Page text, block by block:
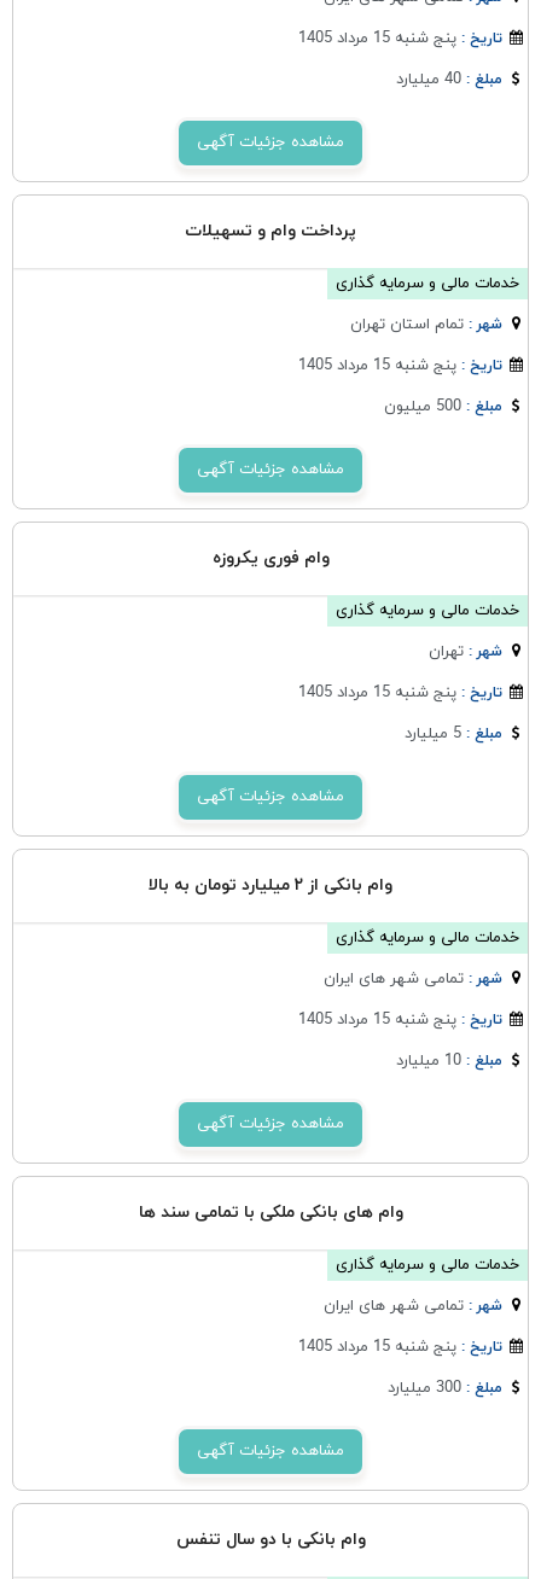
تاریخ :پنج شنبه 15 مرداد 1405
مبلغ :40 میلیارد
مشاهده جزئیات آگهی
پرداخت وام و تسهیلات
خدمات مالی و سرمایه گذاری
شهر :تمام استان تهران
تاریخ :پنج شنبه 15 مرداد 1405
مبلغ :500 میلیون
مشاهده جزئیات آگهی
وام فوری یکروزه
خدمات مالی و سرمایه گذاری
شهر :تهران
تاریخ :پنج شنبه 15 مرداد 1405
مبلغ :5 میلیارد
مشاهده جزئیات آگهی
وام بانکی از ۲ میلیارد تومان به بالا
خدمات مالی و سرمایه گذاری
شهر :تمامی شهر های ایران
تاریخ :پنج شنبه 15 مرداد 1405
مبلغ :10 میلیارد
مشاهده جزئیات آگهی
وام های بانکی ملکی با تمامی سند ها
خدمات مالی و سرمایه گذاری
شهر :تمامی شهر های ایران
تاریخ :پنج شنبه 15 مرداد 1405
مبلغ :300 میلیارد
مشاهده جزئیات آگهی
وام بانکی با دو سال تنفس